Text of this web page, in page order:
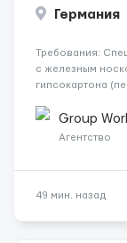
Германия
Требования:
с железным
гипсокартона
малярных работ
Штукатурные
Group
Агентство
49 мин. назад